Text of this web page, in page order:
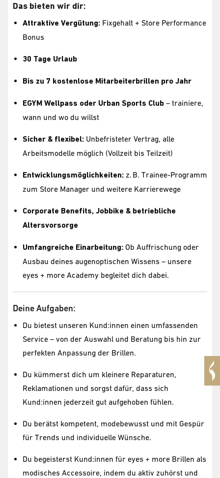
Das bieten wir dir:
Attraktive Vergütung: Fixgehalt + Store Performance
Bonus
30 Tage Urlaub
Bis zu 7 kostenlose Mitarbeiterbrillen pro Jahr
EGYM Wellpass oder Urban Sports Club – trainiere,
wann und wo du willst
Sicher & flexibel: Unbefristeter Vertrag, alle
Arbeitsmodelle möglich (Vollzeit bis Teilzeit)
Entwicklungsmöglichkeiten: z. B. Trainee-Programm
zum Store Manager und weitere Karrierewege
Corporate Benefits, Jobbike & betriebliche
Altersvorsorge
Umfangreiche Einarbeitung: Ob Auffrischung oder
Ausbau deines augenoptischen Wissens – unsere
eyes + more Academy begleitet dich dabei.
Deine Aufgaben:
Du bietest unseren Kund:innen einen umfassenden
Service – von der Auswahl und Beratung bis hin zur
perfekten Anpassung der Brillen.
Du kümmerst dich um kleinere Reparaturen,
Reklamationen und sorgst dafür, dass sich
Kund:innen jederzeit gut aufgehoben fühlen.
Du berätst kompetent, modebewusst und mit Gespür
für Trends und individuelle Wünsche.
Du begeisterst Kund:innen für eyes + more Brillen als
modisches Accessoire, indem du aktiv zuhörst und